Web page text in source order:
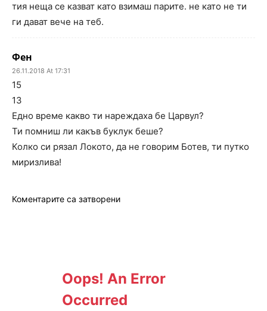
тия неща се казват като взимаш парите. не като не ти
ги дават вече на теб.
Фен
26.11.2018 At 17:31
15
13
Едно време какво ти нареждаха бе Царвул?
Ти помниш ли какъв буклук беше?
Колко си рязал Локото, да не говорим Ботев, ти путко
миризлива!
Коментарите са затворени